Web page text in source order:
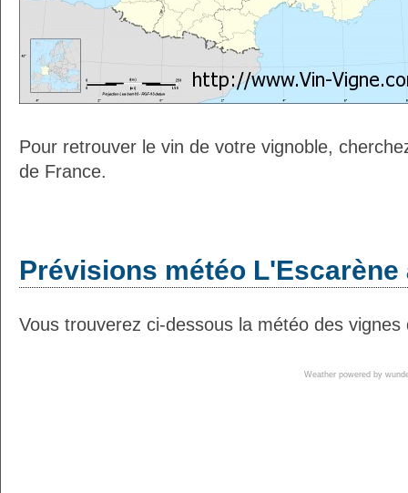
Pour retrouver le vin de votre vignoble,
de France.
Prévisions météo L'Escarène
Vous trouverez ci-dessous la météo des
Weather powered by